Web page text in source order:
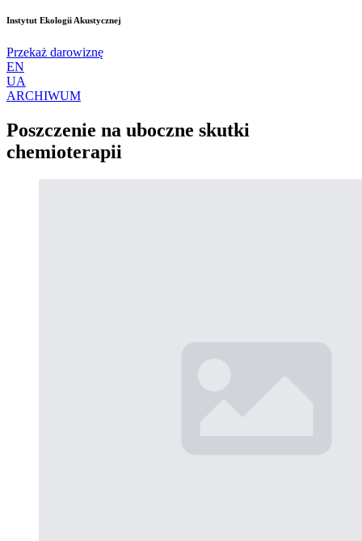
Instytut Ekologii Akustycznej
Przekaż darowiznę
EN
UA
ARCHIWUM
Poszczenie na uboczne skutki
chemioterapii